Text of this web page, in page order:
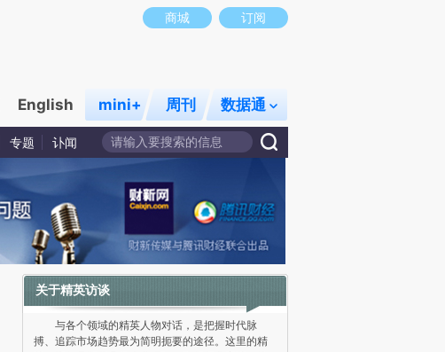
商城 订阅
English mini+ 周刊 数据通
专题 讣闻
关于精英访谈
与各个领域的精英人物对话，是把握时代脉
搏、追踪市场趋势最为简明扼要的途径。这里的精